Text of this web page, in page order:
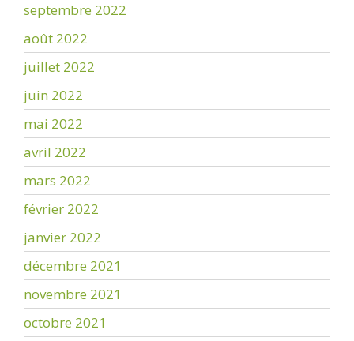
septembre 2022
août 2022
juillet 2022
juin 2022
mai 2022
avril 2022
mars 2022
février 2022
janvier 2022
décembre 2021
novembre 2021
octobre 2021